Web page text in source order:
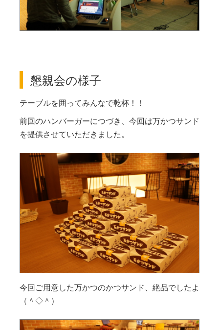
懇親会の様子
テーブルを囲ってみんなで乾杯！！
前回のハンバーガーにつづき、今回は万かつサンド
を提供させていただきました。
今回ご用意した万かつのかつサンド、絶品でしたよ
（＾◇＾）